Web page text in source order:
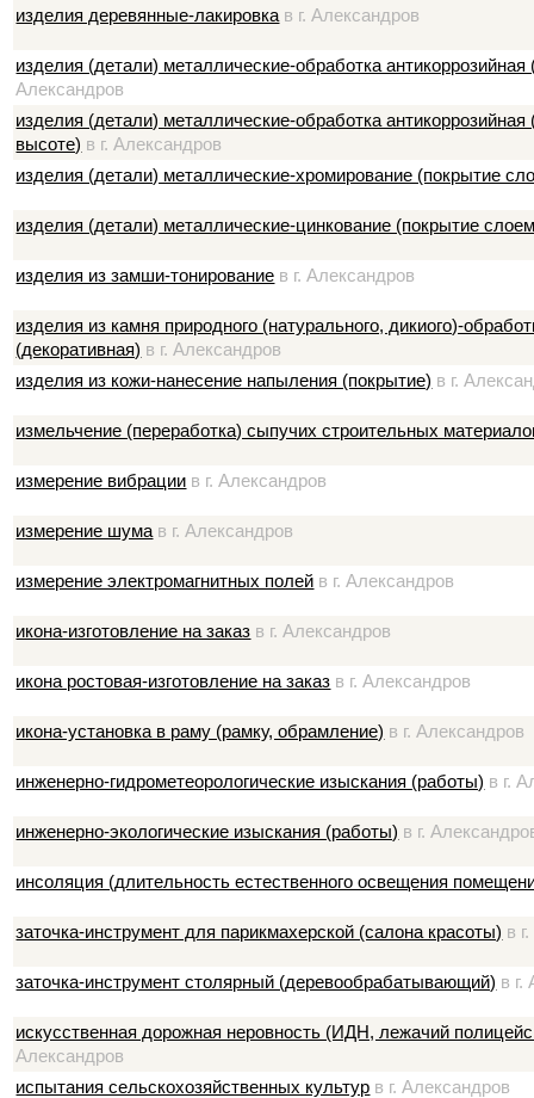
изделия деревянные-лакировка в г. Александров
изделия (детали) металлические-обработка антикоррозийная
Александров
изделия (детали) металлические-обработка антикоррозийная
высоте) в г. Александров
изделия (детали) металлические-хромирование (покрытие
изделия (детали) металлические-цинкование (покрытие
изделия из замши-тонирование в г. Александров
изделия из камня природного (натурального, дикиого)-
(декоративная) в г. Александров
изделия из кожи-нанесение напыления (покрытие) в г.
измельчение (переработка) сыпучих строительных
измерение вибрации в г. Александров
измерение шума в г. Александров
измерение электромагнитных полей в г. Александров
икона-изготовление на заказ в г. Александров
икона ростовая-изготовление на заказ в г. Александров
икона-установка в раму (рамку, обрамление) в г. Александров
инженерно-гидрометеорологические изыскания (работы) в г.
инженерно-экологические изыскания (работы) в г.
инсоляция (длительность естественного освещения
заточка-инструмент для парикмахерской (салона красоты) в
заточка-инструмент столярный (деревообрабатывающий) в г.
искусственная дорожная неровность (ИДН, лежачий
Александров
испытания сельскохозяйственных культур в г. Александров